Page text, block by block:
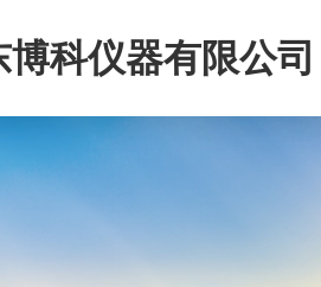
博科仪器有限公司